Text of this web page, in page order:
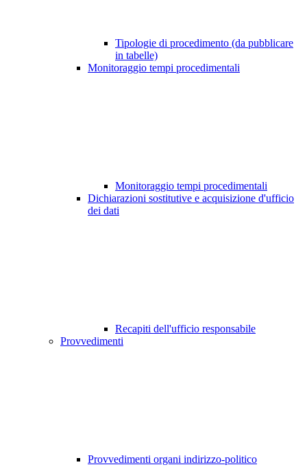
Tipologie di procedimento (da pubblicare
in tabelle)
Monitoraggio tempi procedimentali
Monitoraggio tempi procedimentali
Dichiarazioni sostitutive e acquisizione d'ufficio
dei dati
Recapiti dell'ufficio responsabile
Provvedimenti
Provvedimenti organi indirizzo-politico